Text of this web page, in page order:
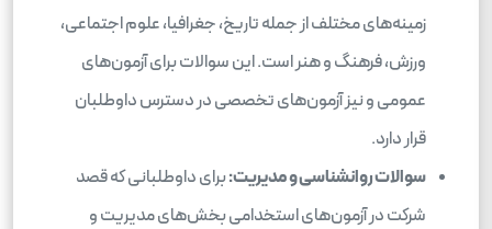
زمینه‌های مختلف از جمله تاریخ، جغرافیا، علوم اجتماعی،
ورزش، فرهنگ و هنر است. این سوالات برای آزمون‌های
عمومی و نیز آزمون‌های تخصصی در دسترس داوطلبان
قرار دارد.
سوالات روانشناسی و مدیریت:برای داوطلبانی که قصد
شرکت در آزمون‌های استخدامی بخش‌های مدیریت و